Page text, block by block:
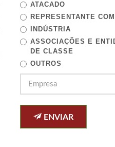
ATACADO
REPRESENTANTE
INDÚSTRIA
ASSOCIAÇÕES E
DE CLASSE
OUTROS
ENVIAR